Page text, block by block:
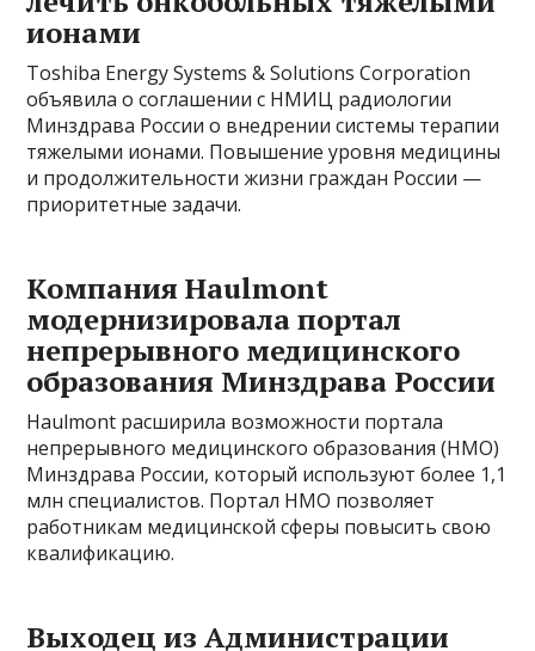
ионами
Toshiba Energy Systems & Solutions Corporation
объявила о соглашении с НМИЦ радиологии
Минздрава России о внедрении системы терапии
тяжелыми ионами. Повышение уровня медицины
и продолжительности жизни граждан России —
приоритетные задачи.
Компания Haulmont
модернизировала портал
непрерывного медицинского
образования Минздрава России
Haulmont расширила возможности портала
непрерывного медицинского образования (НМО)
Минздрава России, который используют более 1,1
млн специалистов. Портал НМО позволяет
работникам медицинской сферы повысить свою
квалификацию.
Выходец из Администрации